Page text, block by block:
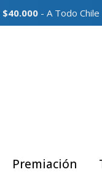
$40.000 - A Todo Chile
Premiación